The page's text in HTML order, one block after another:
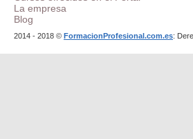
La empresa
Blog
2014 - 2018 © FormacionProfesional.com.es: